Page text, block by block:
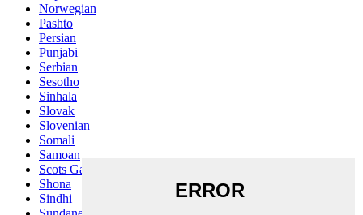
Norwegian
Pashto
Persian
Punjabi
Serbian
Sesotho
Sinhala
Slovak
Slovenian
Somali
Samoan
Scots Gaelic
Shona
Sindhi